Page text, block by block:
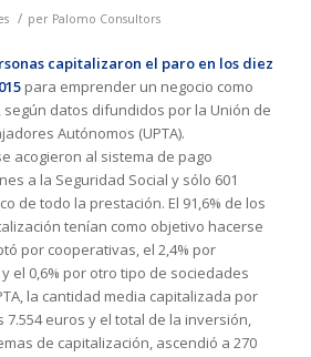
/ per Palomo Consultors
capitalizaron el paro en los diez
para emprender un negocio como
datos difundidos por la Unión de
Autónomos (UPTA).
acogieron al sistema de pago
a la Seguridad Social y sólo 601
de todo la prestación. El 91,6% de los
tenían como objetivo hacerse
por cooperativas, el 2,4% por
el 0,6% por otro tipo de sociedades
la cantidad media capitalizada por
euros y el total de la inversión,
de capitalización, ascendió a 270